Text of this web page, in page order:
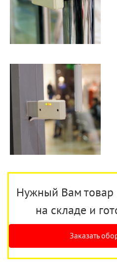
Нужный Вам товар
на складе и
Заказать